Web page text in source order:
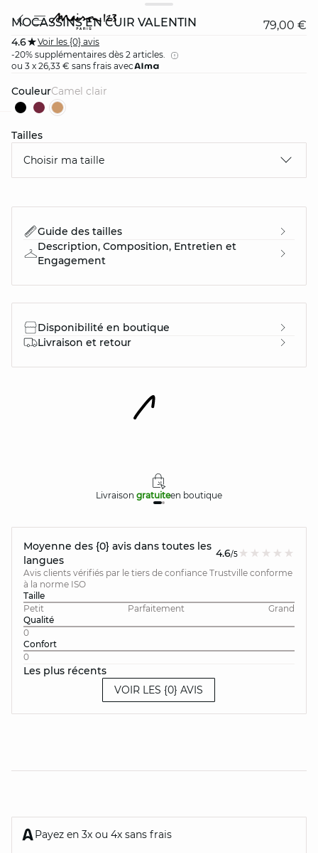
MOCASSINS EN CUIR VALENTIN 79,00 €
4.6
Voir les {0} avis
-20% supplémentaires dès 2 articles.
ou 3 x 26,33 € sans frais avec
Couleur camel clair
Tailles
Choisir ma taille
Guide des tailles
Description, Composition, Entretien et
Engagement
Disponibilité en boutique
Livraison et retour
Livraison gratuiteen boutique
Moyenne des {0} avis dans toutes les
langues
4.6/5
Avis clients vérifiés par le tiers de confiance Trustville conforme
à la norme ISO
Taille
Petit
Parfaitement
Grand
Qualité
0
Confort
0
Les plus récents
VOIR LES {0} AVIS
Payez en 3x ou 4x sans frais